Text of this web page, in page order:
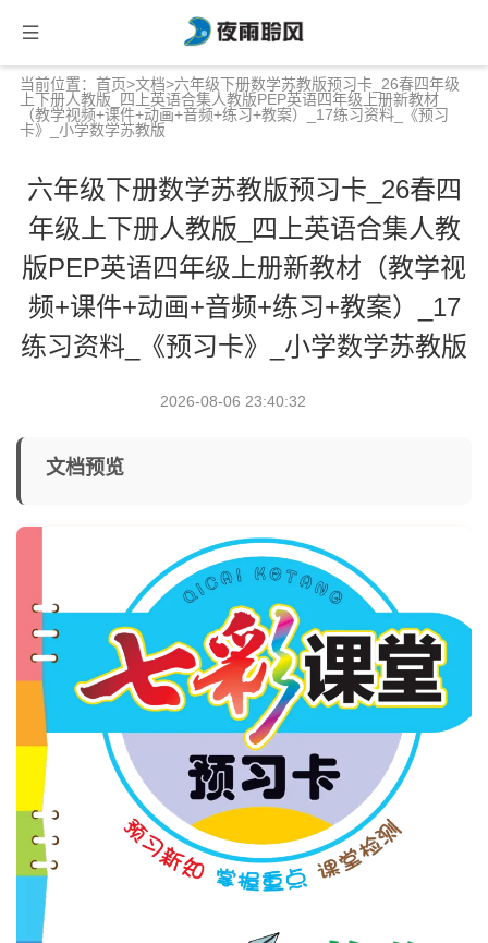
当前位置： 首页>文档>六年级下册数学苏教版预习卡_26春四年级
上下册人教版_四上英语合集人教版PEP英语四年级上册新教材
（教学视频+课件+动画+音频+练习+教案）_17练习资料_《预习
卡》_小学数学苏教版
六年级下册数学苏教版预习卡_26春四
年级上下册人教版_四上英语合集人教
版PEP英语四年级上册新教材（教学视
频+课件+动画+音频+练习+教案）_17
练习资料_《预习卡》_小学数学苏教版
2026-08-06 23:40:32
文档预览